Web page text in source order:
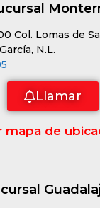
Col. Lomas de
N.L.
Llamar
mapa de